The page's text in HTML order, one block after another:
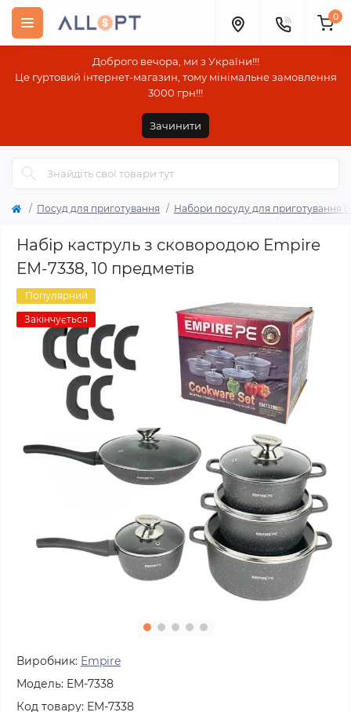
Доброго вечора, ми з України!!!
Це гуртовий інтернет-магазин, тому мінімальне замовлення
3000 грн!!!
Зачинити
0
Посуд для приготування Набори посуду для приготування
Набір каструль з сковородою Empire
EM-7338, 10 предметів
Популярний
Закінчується
Виробник: Empire
Модель: EM-7338
Код товару: EM-7338